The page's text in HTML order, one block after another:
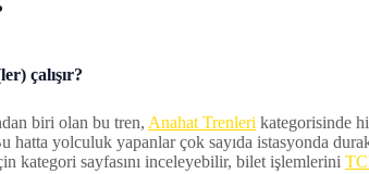
çalışır?
biri olan bu tren, Anahat Trenleri kategorisinde
yolculuk yapanlar çok sayıda istasyonda
kategori sayfasını inceleyebilir, bilet işlemlerini